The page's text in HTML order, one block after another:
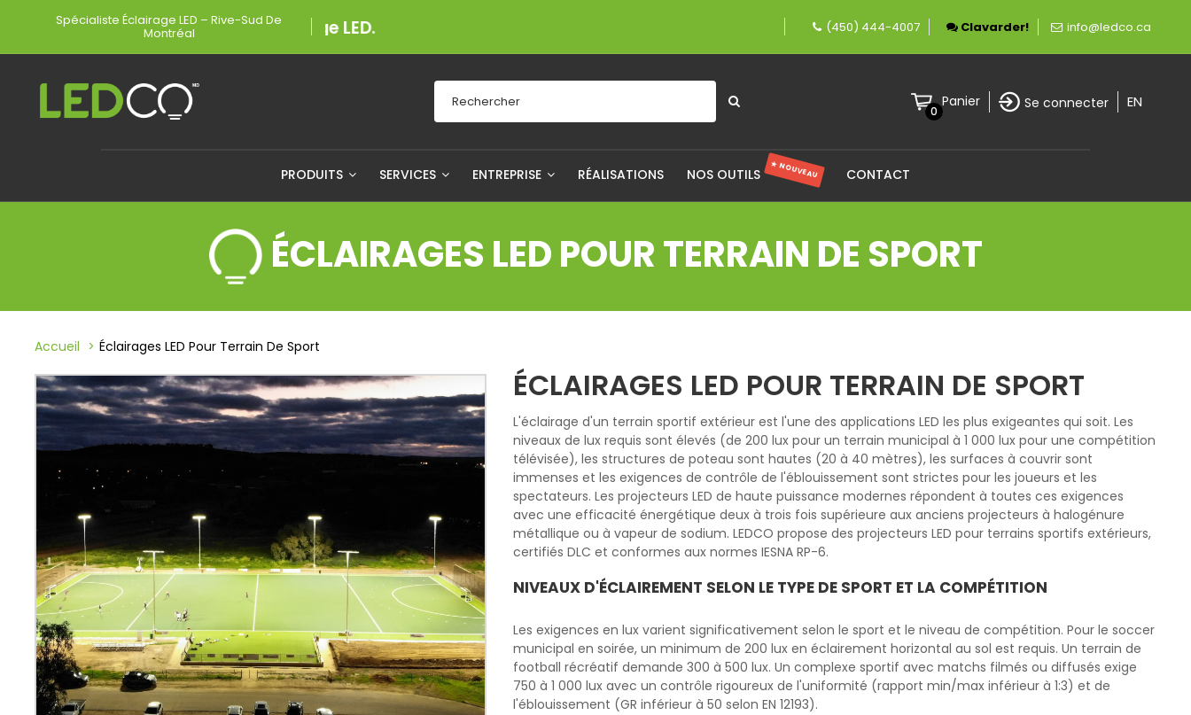
Spécialiste Éclairage LED – Rive-Sud De
Montréal Une entreprise fièrement canadienne spécialisée en éclairage
(450) 444-4007 Clavarder! info@ledco.ca
0
Panier Se connecter EN
PRODUITS SERVICES ENTREPRISE RÉALISATIONS NOS OUTILS ★ NOUVEAU CONTACT
ÉCLAIRAGES LED POUR TERRAIN DE SPORT
Accueil Éclairages LED Pour Terrain De Sport
ÉCLAIRAGES LED POUR TERRAIN DE SPORT
L'éclairage d'un terrain sportif extérieur est l'une des applications LED les plus exigeantes qui soit. Les
niveaux de lux requis sont élevés (de 200 lux pour un terrain municipal à 1 000 lux pour une compétition
télévisée), les structures de poteau sont hautes (20 à 40 mètres), les surfaces à couvrir sont
immenses et les exigences de contrôle de l'éblouissement sont strictes pour les joueurs et les
spectateurs. Les projecteurs LED de haute puissance modernes répondent à toutes ces exigences
avec une efficacité énergétique deux à trois fois supérieure aux anciens projecteurs à halogénure
métallique ou à vapeur de sodium. LEDCO propose des projecteurs LED pour terrains sportifs extérieurs,
certifiés DLC et conformes aux normes IESNA RP-6.
NIVEAUX D'ÉCLAIREMENT SELON LE TYPE DE SPORT ET LA COMPÉTITION
Les exigences en lux varient significativement selon le sport et le niveau de compétition. Pour le soccer
municipal en soirée, un minimum de 200 lux en éclairement horizontal au sol est requis. Un terrain de
football récréatif demande 300 à 500 lux. Un complexe sportif avec matchs filmés ou diffusés exige
750 à 1 000 lux avec un contrôle rigoureux de l'uniformité (rapport min/max inférieur à 1:3) et de
l'éblouissement (GR inférieur à 50 selon EN 12193).